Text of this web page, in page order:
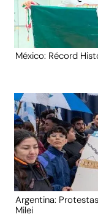
México: Récord
Argentina:
Milei